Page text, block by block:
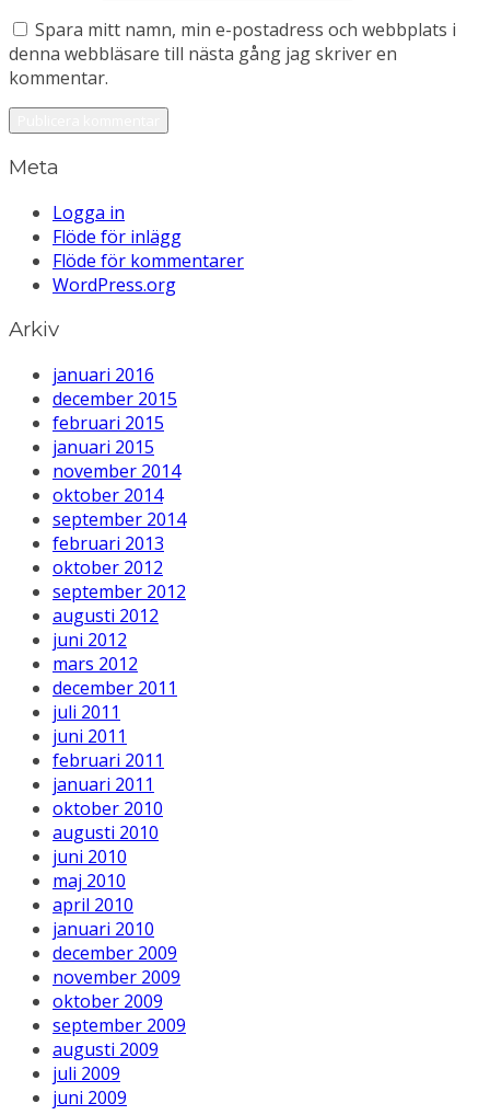
Spara mitt namn, min e-postadress och webbplats i
denna webbläsare till nästa gång jag skriver en
kommentar.
Meta
Logga in
Flöde för inlägg
Flöde för kommentarer
WordPress.org
Arkiv
januari 2016
december 2015
februari 2015
januari 2015
november 2014
oktober 2014
september 2014
februari 2013
oktober 2012
september 2012
augusti 2012
juni 2012
mars 2012
december 2011
juli 2011
juni 2011
februari 2011
januari 2011
oktober 2010
augusti 2010
juni 2010
maj 2010
april 2010
januari 2010
december 2009
november 2009
oktober 2009
september 2009
augusti 2009
juli 2009
juni 2009